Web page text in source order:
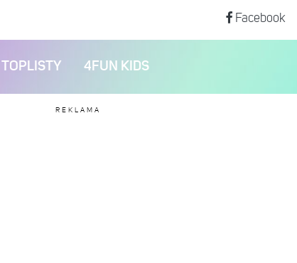
Facebook
TOPLISTY 4FUN KIDS
REKLAMA